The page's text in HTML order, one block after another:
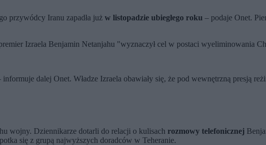
przywódcy Iranu zapadła już w listopadzie ubiegłego roku – podaje Onet.
Izraela Benjamin Netanjahu "wyznaczył cel w postaci wyeliminowania
informuje dalej Onet. Władze Izraela obawiały się, że pod wewnętrzną presją
wojny. Dziennikarze dotarli do relacji o kulisach rozmowy telefonicznej
się z grupą najwyższych doradców w Teheranie.